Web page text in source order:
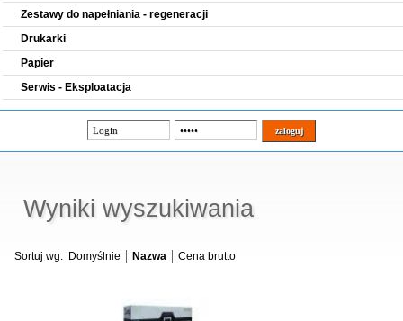
Zestawy do napełniania - regeneracji
Drukarki
Papier
Serwis - Eksploatacja
Wyniki wyszukiwania
Sortuj wg: Domyślnie Nazwa Cena brutto